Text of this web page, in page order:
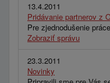
13.4.2011
Pridávanie partnerov z
Pre zjednodušenie
Zobraziť správu
23.3.2011
Novinky